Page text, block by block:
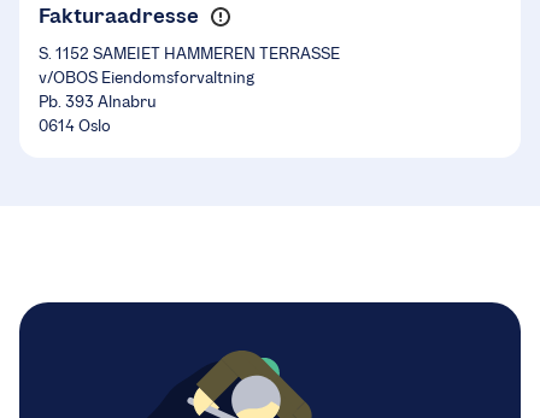
Fakturaadresse
S. 1152 SAMEIET HAMMEREN TERRASSE
v/OBOS Eiendomsforvaltning
Pb. 393 Alnabru
0614 Oslo